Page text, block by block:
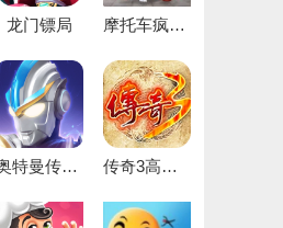
龙门镖局 摩托车疯狂驾驶
奥特曼传奇英雄版 传奇3高爆版